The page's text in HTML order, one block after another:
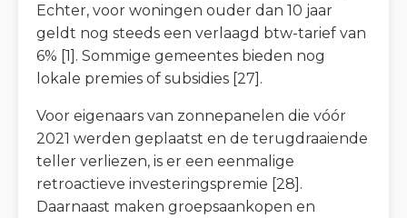
Echter, voor woningen ouder dan 10 jaar
geldt nog steeds een verlaagd btw-tarief van
6% [1]. Sommige gemeentes bieden nog
lokale premies of subsidies [27].
Voor eigenaars van zonnepanelen die vóór
2021 werden geplaatst en de terugdraaiende
teller verliezen, is er een eenmalige
retroactieve investeringspremie [28].
Daarnaast maken groepsaankopen en